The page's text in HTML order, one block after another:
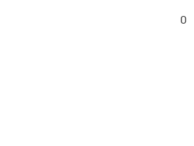
0